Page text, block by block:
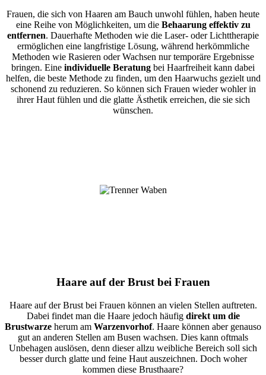
Frauen, die sich von Haaren am Bauch unwohl fühlen, haben heute
eine Reihe von Möglichkeiten, um die Behaarung effektiv zu
entfernen. Dauerhafte Methoden wie die Laser- oder Lichttherapie
ermöglichen eine langfristige Lösung, während herkömmliche
Methoden wie Rasieren oder Wachsen nur temporäre Ergebnisse
bringen. Eine individuelle Beratung bei Haarfreiheit kann dabei
helfen, die beste Methode zu finden, um den Haarwuchs gezielt und
schonend zu reduzieren. So können sich Frauen wieder wohler in
ihrer Haut fühlen und die glatte Ästhetik erreichen, die sie sich
wünschen.
Haare auf der Brust bei Frauen
Haare auf der Brust bei Frauen können an vielen Stellen auftreten.
Dabei findet man die Haare jedoch häufig direkt um die
Brustwarze herum am Warzenvorhof. Haare können aber genauso
gut an anderen Stellen am Busen wachsen. Dies kann oftmals
Unbehagen auslösen, denn dieser allzu weibliche Bereich soll sich
besser durch glatte und feine Haut auszeichnen. Doch woher
kommen diese Brusthaare?